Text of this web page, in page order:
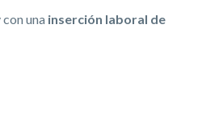
una inserción laboral de